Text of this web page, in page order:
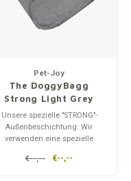
Pet-Joy
The DoggyBagg
Strong Light Grey
Cover Set
Unsere spezielle "STRONG"-
Außenbeschichtung: Wir
verwenden eine spezielle
meisten unserer Hundebetten.
€--,-- €--,--